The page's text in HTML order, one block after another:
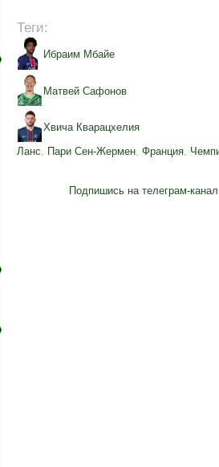
Теги:
Ибраим Мбайе
Матвей Сафонов
Хвича Кварацхелия
Ланс, Пари Сен-Жермен, Франция,
Подпишись на телеграм-